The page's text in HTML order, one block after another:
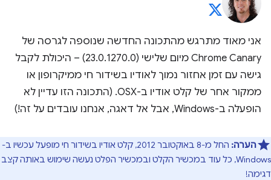
אני מאוד מתרגש מהתכונה החדשה שנוספה לגרסה של
Chrome Canary מיום שלישי (23.0.1270.0) – היכולת לקבל
גישה עם זמן אחזור נמוך לאודיו בשידור חי ממיקרופון או
ממקור אחר של קלט אודיו ב-OSX. (התכונה הזו עדיין לא
הופעלה ב-Windows, אבל אל דאגה, אנחנו עובדים על זה!)
הערה:
החל מ-8 באוקטובר 2012, קלט אודיו בשידור חי מופעל עכשיו ב-
Windows, כל עוד במכשיר הקלט ובמכשיר הפלט נעשה שימוש באותה קצב
דגימה!